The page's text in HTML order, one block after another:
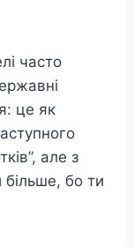
часто
це як
але з
бо ти